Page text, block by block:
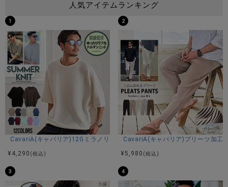
人気アイテムランキング
1
CavariA(キャバリア)12Gミラノリブクルーネックドルマンハーフスリー
¥ 4,290 (税込)
2
CavariA(キャバリア)プリーツ加工
¥ 5,980 (税込)
3 4